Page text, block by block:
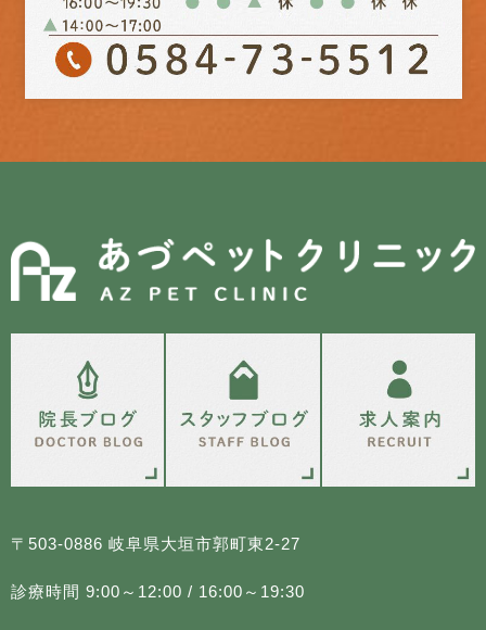
〒503-0886 岐阜県大垣市郭町東2-27
診療時間 9:00～12:00 / 16:00～19:30